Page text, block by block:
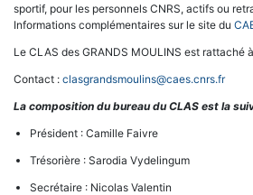
sportif, pour les personnels CNRS, actifs ou
Informations complémentaires sur le site du
Le CLAS des GRANDS MOULINS est rattaché
Contact : clasgrandsmoulins@caes.cnrs.fr
La composition du bureau du CLAS est la
Président : Camille Faivre
Trésorière : Sarodia Vydelingum
Secrétaire : Nicolas Valentin